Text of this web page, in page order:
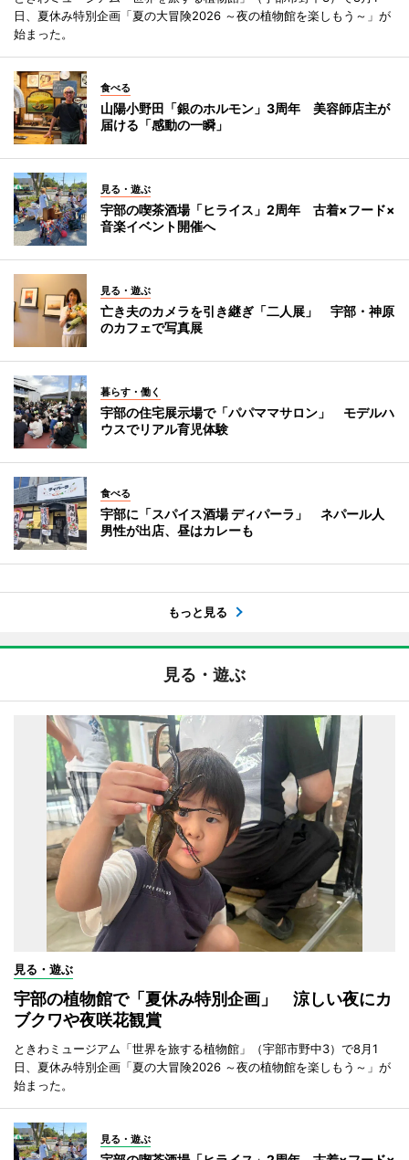
日、夏休み特別企画「夏の大冒険2026 ～夜の植物館を楽しもう～」が
始まった。
食べる
山陽小野田「銀のホルモン」3周年 美容師店主が
届ける「感動の一瞬」
見る・遊ぶ
宇部の喫茶酒場「ヒライス」2周年 古着×フード×
音楽イベント開催へ
見る・遊ぶ
亡き夫のカメラを引き継ぎ「二人展」 宇部・神原
のカフェで写真展
暮らす・働く
宇部の住宅展示場で「パパママサロン」 モデルハ
ウスでリアル育児体験
食べる
宇部に「スパイス酒場 ディパーラ」 ネパール人
男性が出店、昼はカレーも
もっと見る
見る・遊ぶ
見る・遊ぶ
宇部の植物館で「夏休み特別企画」 涼しい夜にカ
ブクワや夜咲花観賞
ときわミュージアム「世界を旅する植物館」（宇部市野中3）で8月1
日、夏休み特別企画「夏の大冒険2026 ～夜の植物館を楽しもう～」が
始まった。
見る・遊ぶ